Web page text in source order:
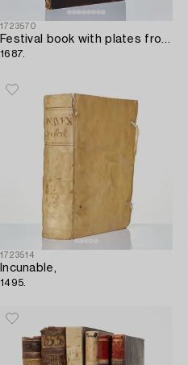
1723570
Festival book with plates from Earl Castlemaine’s embassy to the Pope,
1687.
1723514
Incunable,
1495.